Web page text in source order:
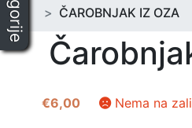
ČAROBNJAK IZ OZA
€6,00 Nema na